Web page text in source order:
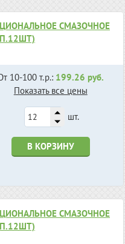
СМАЗОЧНОЕ
10-100 т.р.: 199.26 руб.
Показать все цены
шт.
В КОРЗИНУ
СМАЗОЧНОЕ